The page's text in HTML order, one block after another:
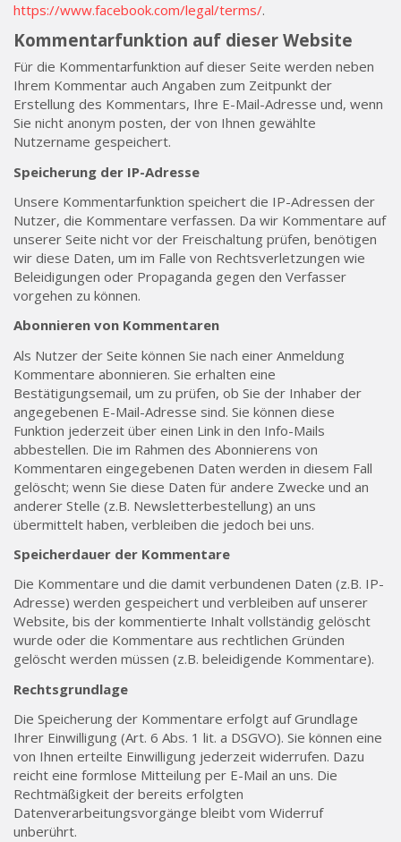
https://www.facebook.com/legal/terms/.
Kommentarfunktion auf dieser Website
Für die Kommentarfunktion auf dieser Seite werden neben
Ihrem Kommentar auch Angaben zum Zeitpunkt der
Erstellung des Kommentars, Ihre E-Mail-Adresse und, wenn
Sie nicht anonym posten, der von Ihnen gewählte
Nutzername gespeichert.
Speicherung der IP-Adresse
Unsere Kommentarfunktion speichert die IP-Adressen der
Nutzer, die Kommentare verfassen. Da wir Kommentare auf
unserer Seite nicht vor der Freischaltung prüfen, benötigen
wir diese Daten, um im Falle von Rechtsverletzungen wie
Beleidigungen oder Propaganda gegen den Verfasser
vorgehen zu können.
Abonnieren von Kommentaren
Als Nutzer der Seite können Sie nach einer Anmeldung
Kommentare abonnieren. Sie erhalten eine
Bestätigungsemail, um zu prüfen, ob Sie der Inhaber der
angegebenen E-Mail-Adresse sind. Sie können diese
Funktion jederzeit über einen Link in den Info-Mails
abbestellen. Die im Rahmen des Abonnierens von
Kommentaren eingegebenen Daten werden in diesem Fall
gelöscht; wenn Sie diese Daten für andere Zwecke und an
anderer Stelle (z.B. Newsletterbestellung) an uns
übermittelt haben, verbleiben die jedoch bei uns.
Speicherdauer der Kommentare
Die Kommentare und die damit verbundenen Daten (z.B. IP-
Adresse) werden gespeichert und verbleiben auf unserer
Website, bis der kommentierte Inhalt vollständig gelöscht
wurde oder die Kommentare aus rechtlichen Gründen
gelöscht werden müssen (z.B. beleidigende Kommentare).
Rechtsgrundlage
Die Speicherung der Kommentare erfolgt auf Grundlage
Ihrer Einwilligung (Art. 6 Abs. 1 lit. a DSGVO). Sie können eine
von Ihnen erteilte Einwilligung jederzeit widerrufen. Dazu
reicht eine formlose Mitteilung per E-Mail an uns. Die
Rechtmäßigkeit der bereits erfolgten
Datenverarbeitungsvorgänge bleibt vom Widerruf
unberührt.